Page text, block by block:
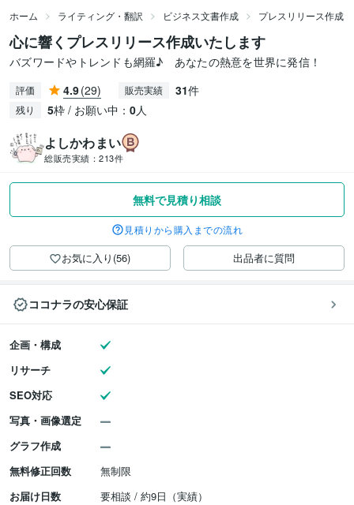
ホーム ライティング・翻訳 ビジネス文書作成 プレスリリース作成
心に響くプレスリリース作成いたします
バズワードやトレンドも網羅♪ あなたの熱意を世界に発信！
評価 4.9(29) 販売実績 31件
残り 5枠 / お願い中： 0人
よしかわまい
総販売実績： 213件
無料で見積り相談
見積りから購入までの流れ
お気に入り(56) 出品者に質問
ココナラの安心保証
企画・構成
リサーチ
SEO対応
写真・画像選定
グラフ作成
無料修正回数
無制限
お届け日数
要相談 / 約9日（実績）